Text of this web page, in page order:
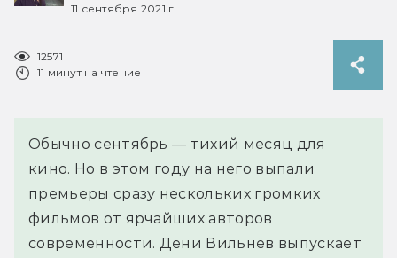
11 сентября 2021 г.
12571
11 минут на чтение
Обычно сентябрь — тихий месяц для
кино. Но в этом году на него выпали
премьеры сразу нескольких громких
фильмов от ярчайших авторов
современности. Дени Вильнёв выпускает